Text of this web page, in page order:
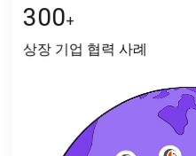
300+
상장 기업 협력 사례